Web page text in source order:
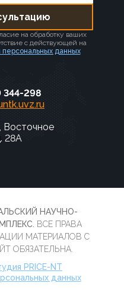
на обработку ваших
с действующей на
персональных данных
344-298
Восточное
28А
НАУЧНО-
ВСЕ ПРАВА
МАТЕРИАЛОВ С
ОБЯЗАТЕЛЬНА.
PRICE-NT
данных